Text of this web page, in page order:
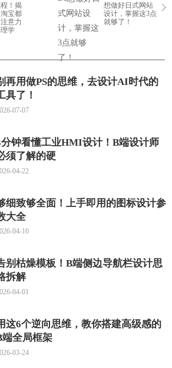
！揭
宝都
意力
学
想做好日式网站
设计，掌握这3点
就够了！
再用做PS的思维，去设计AI时代的
具了！
07-07
钟看懂工业HMI设计！B端设计师
须了解的硬
04-22
细致够全面！上手即用的图标设计参
大全
04-10
别枯燥模板！B端侧边导航栏设计思
拆解
04-01
这6个逆向思维，教你搭建高级感的
端全局框架
03-24